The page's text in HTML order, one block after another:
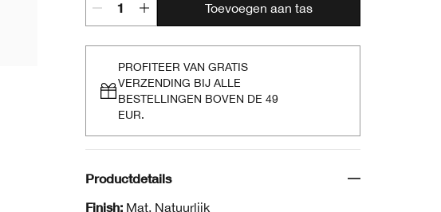
Toevoegen aan tas
PROFITEER VAN GRATIS
VERZENDING BIJ ALLE
BESTELLINGEN BOVEN DE 49
EUR.
Productdetails
Finish: Mat, Natuurlijk